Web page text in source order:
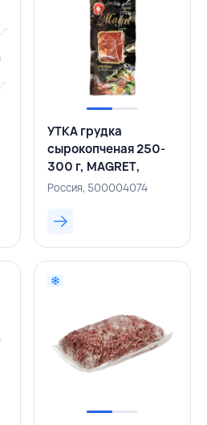
УТКА грудка
сырокопченая 250-
300 г, MAGRET,
РОССИЯ
Россия, 500004074